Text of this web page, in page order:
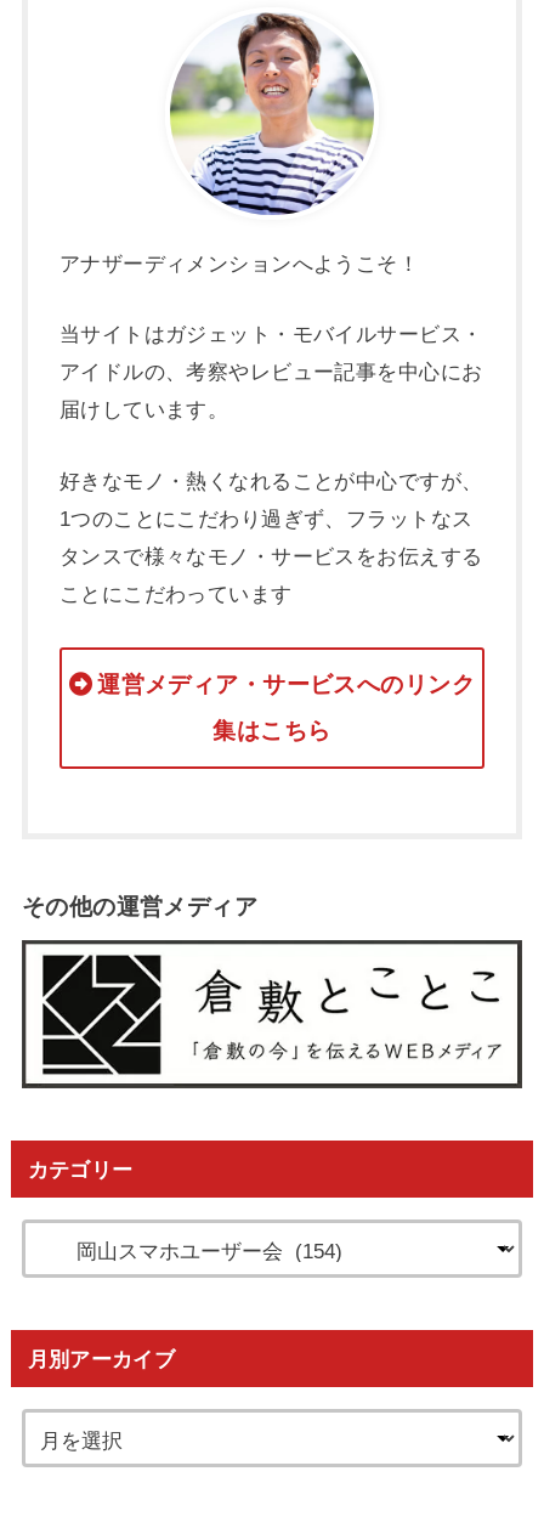
アナザーディメンションへようこそ！
当サイトはガジェット・モバイルサービス・
アイドルの、考察やレビュー記事を中心にお
届けしています。
好きなモノ・熱くなれることが中心ですが、
1つのことにこだわり過ぎず、フラットなス
タンスで様々なモノ・サービスをお伝えする
ことにこだわっています
運営メディア・サービスへのリンク
集はこちら
その他の運営メディア
カテゴリー
月別アーカイブ